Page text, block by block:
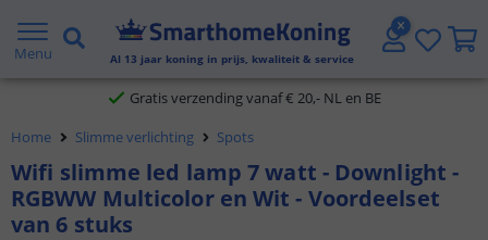
Menu Al 13 jaar koning in prijs, kwaliteit & service
2 jaar garantie
Gratis verzending vanaf € 20,- NL en BE
Klantbeoordeling 9.1
Voor 23:45 uur besteld,morgen in huis
Home Slimme verlichting Spots
Wifi slimme led lamp 7 watt - Downlight -
RGBWW Multicolor en Wit - Voordeelset
van 6 stuks